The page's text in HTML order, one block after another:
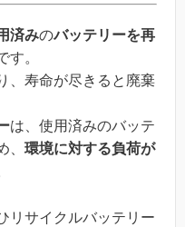
済みのバッテリーを再
す。
、寿命が尽きると廃棄
は、使用済みのバッテ
、 環境に対する負荷が
リサイクルバッテリー